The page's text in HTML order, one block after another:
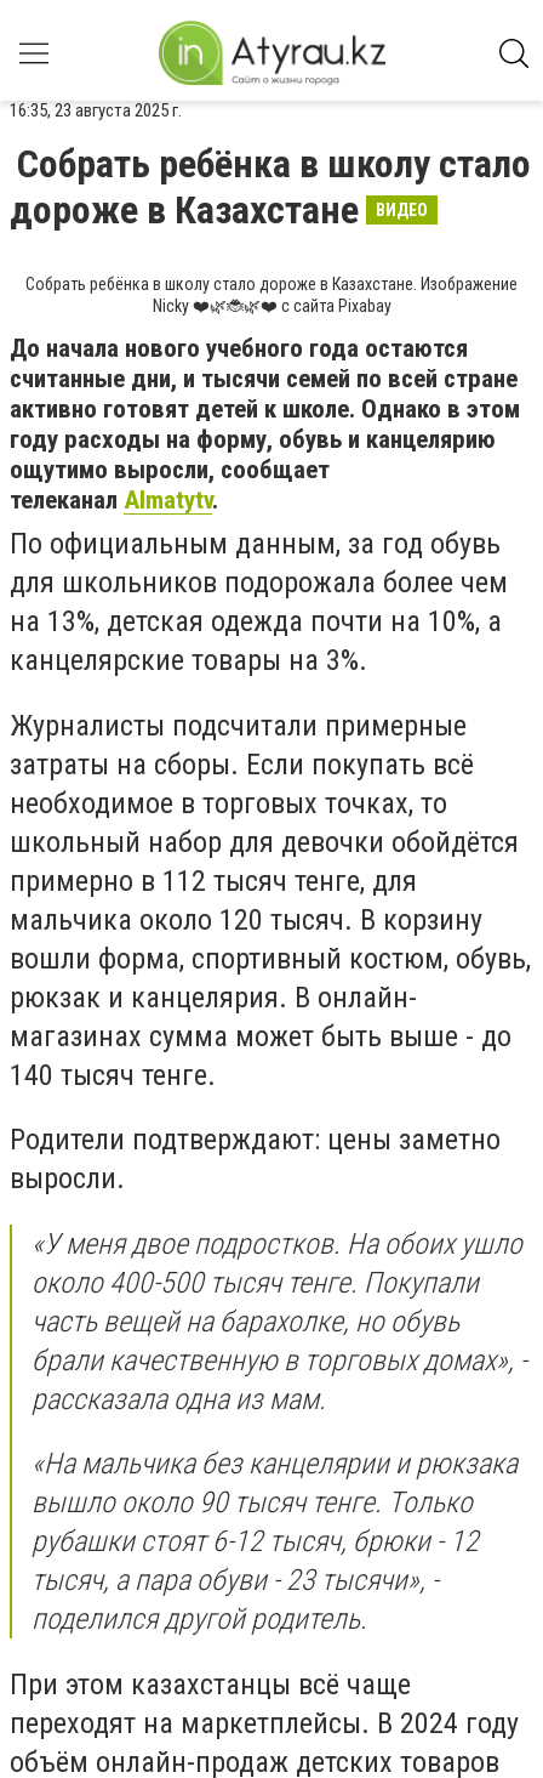
16:35, 23 августа 2025 г.
Собрать ребёнка в школу стало
дороже в Казахстане
ВИДЕО
Собрать ребёнка в школу стало дороже в Казахстане. Изображение
Nicky ❤️🌿🐞🌿❤️ с сайта Pixabay
До начала нового учебного года остаются
считанные дни, и тысячи семей по всей стране
активно готовят детей к школе. Однако в этом
году расходы на форму, обувь и канцелярию
ощутимо выросли, сообщает
телеканал Almatytv.
По официальным данным, за год обувь
для школьников подорожала более чем
на 13%, детская одежда почти на 10%, а
канцелярские товары на 3%.
Журналисты подсчитали примерные
затраты на сборы. Если покупать всё
необходимое в торговых точках, то
школьный набор для девочки обойдётся
примерно в 112 тысяч тенге, для
мальчика около 120 тысяч. В корзину
вошли форма, спортивный костюм, обувь,
рюкзак и канцелярия. В онлайн-
магазинах сумма может быть выше - до
140 тысяч тенге.
Родители подтверждают: цены заметно
выросли.
«У меня двое подростков. На обоих ушло
около 400-500 тысяч тенге. Покупали
часть вещей на барахолке, но обувь
брали качественную в торговых домах», -
рассказала одна из мам.
«На мальчика без канцелярии и рюкзака
вышло около 90 тысяч тенге. Только
рубашки стоят 6-12 тысяч, брюки - 12
тысяч, а пара обуви - 23 тысячи», -
поделился другой родитель.
При этом казахстанцы всё чаще
переходят на маркетплейсы. В 2024 году
объём онлайн-продаж детских товаров